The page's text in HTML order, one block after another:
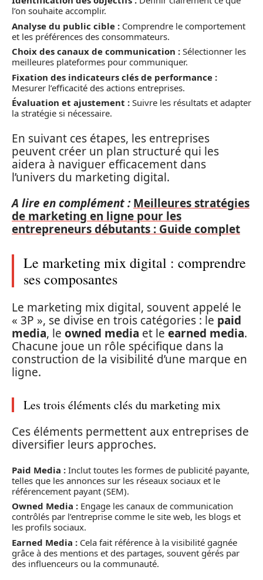
l’on souhaite accomplir.
Analyse du public cible : Comprendre le comportement
et les préférences des consommateurs.
Choix des canaux de communication : Sélectionner les
meilleures plateformes pour communiquer.
Fixation des indicateurs clés de performance :
Mesurer l’efficacité des actions entreprises.
Évaluation et ajustement : Suivre les résultats et adapter
la stratégie si nécessaire.
En suivant ces étapes, les entreprises
peuvent créer un plan structuré qui les
aidera à naviguer efficacement dans
l’univers du marketing digital.
A lire en complément : Meilleures stratégies
de marketing en ligne pour les
entrepreneurs débutants : Guide complet
Le marketing mix digital : comprendre
ses composantes
Le marketing mix digital, souvent appelé le
« 3P », se divise en trois catégories : le paid
media, le owned media et le earned media.
Chacune joue un rôle spécifique dans la
construction de la visibilité d’une marque en
ligne.
Les trois éléments clés du marketing mix
Ces éléments permettent aux entreprises de
diversifier leurs approches.
Paid Media : Inclut toutes les formes de publicité payante,
telles que les annonces sur les réseaux sociaux et le
référencement payant (SEM).
Owned Media : Engage les canaux de communication
contrôlés par l’entreprise comme le site web, les blogs et
les profils sociaux.
Earned Media : Cela fait référence à la visibilité gagnée
grâce à des mentions et des partages, souvent gérés par
des influenceurs ou la communauté.